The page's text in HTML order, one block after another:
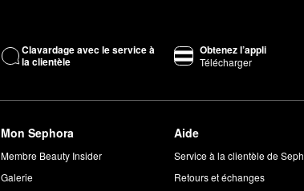
Clavardage avec le service à
la clientèle
Obtenez l’appli
Télécharger
Mon Sephora
Membre Beauty Insider
Galerie
Aide
Service à la clientèle de
Retours et échanges